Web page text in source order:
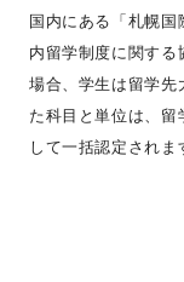
国内にある「札幌
内留学制度に関す
場合、学生は留学先
た科目と単位は、留
して一括認定されま